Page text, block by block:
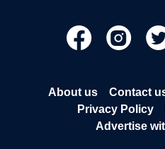
About us Contact
Privacy Policy
Advertise